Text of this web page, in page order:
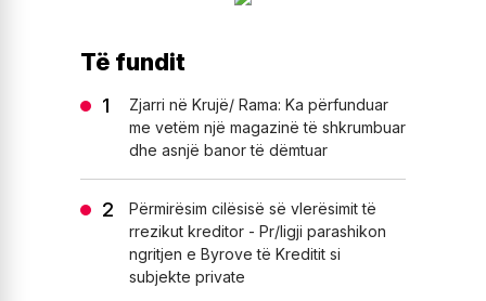
Të fundit
Zjarri në Krujë/ Rama: Ka përfunduar
me vetëm një magazinë të shkrumbuar
dhe asnjë banor të dëmtuar
Përmirësim cilësisë së vlerësimit të
rrezikut kreditor - Pr/ligji parashikon
ngritjen e Byrove të Kreditit si
subjekte private